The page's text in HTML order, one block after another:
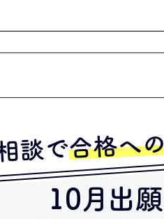
談で合格へ
10月出